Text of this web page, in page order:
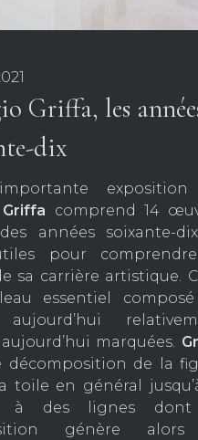
Griffa, les
dix
exposition
Griffa comprend 14
années soixante-
pour
sa carrière artistique.
essentiel
marquées.
décomposition de la
toile en général
à des lignes
génère